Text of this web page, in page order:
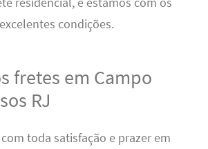
residencial, e estamos com os
condições.
fretes em Campo
RJ
toda satisfação e prazer em